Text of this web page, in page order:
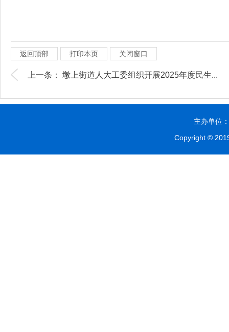
返回顶部 打印本页 关闭窗口
上一条： 墩上街道人大工委组织开展2025年度民生...
主办单位
Copyright ©